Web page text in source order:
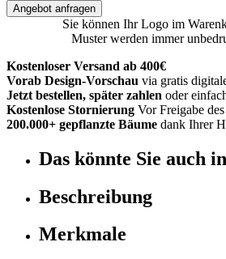
Angebot anfragen
Sie können Ihr Logo im
Muster werden immer
Kostenloser Versand ab 400€
Vorab Design-Vorschau via gratis
Jetzt bestellen, später zahlen oder
Kostenlose Stornierung Vor Freigabe
200.000+ gepflanzte Bäume dank Ihrer
Das könnte Sie auch
Beschreibung
Merkmale